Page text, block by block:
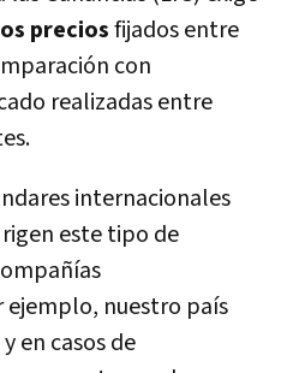
preciosfijados entre
con
realizadas entre
internacionales
este tipo de
ejemplo, nuestro país
en casos de